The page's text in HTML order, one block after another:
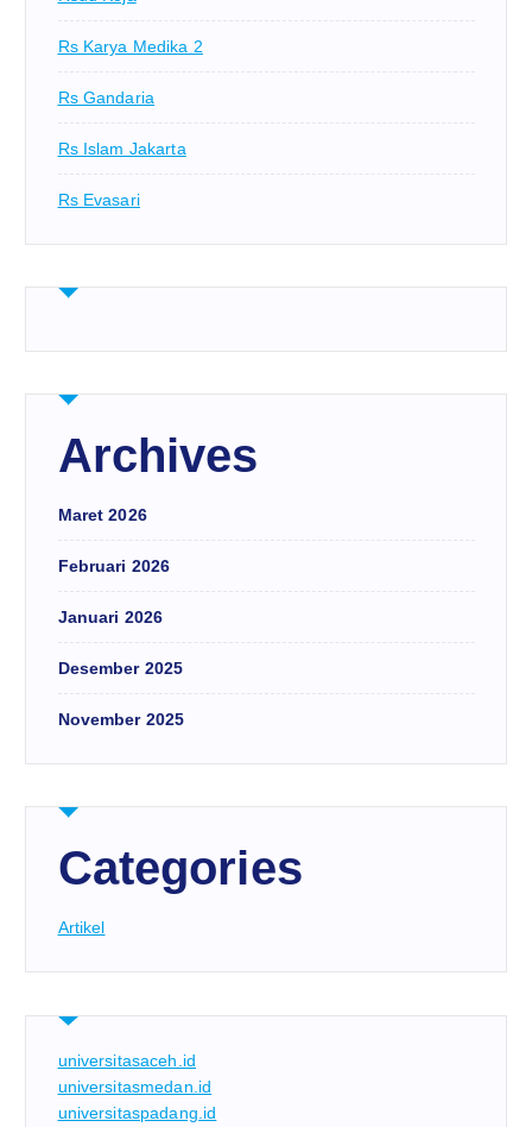
Rs Karya Medika 2
Rs Gandaria
Rs Islam Jakarta
Rs Evasari
Archives
Maret 2026
Februari 2026
Januari 2026
Desember 2025
November 2025
Categories
Artikel
universitasaceh.id
universitasmedan.id
universitaspadang.id